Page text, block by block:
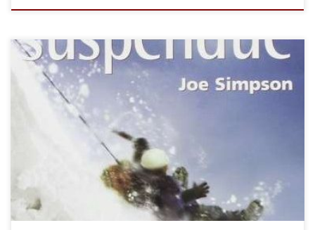
Joe Simpson et Simon Yates, deux jeunes alpinistes britanniques,
tentent la première et ambitieuse ascension de la face ouest du
Siula Grande dans les Andes du Pérou. Ils atteignent le sommet,
mais c’est à la descente que se produit le drame. Dans la
tempête, Joe tombe à travers une corniche […]